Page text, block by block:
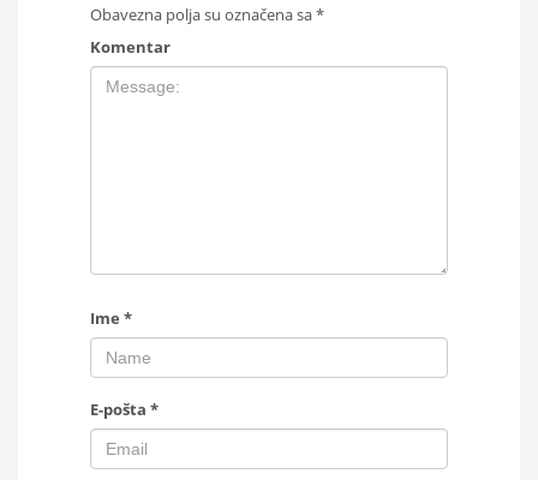
Obavezna polja su označena sa*
Komentar
Ime *
E-pošta *